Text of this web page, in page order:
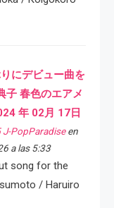
りにデビュー曲を
子 春色のエアメ
年 02月 17日
J-PopParadiseen
a las 5:33
song for the
/ Haruiro